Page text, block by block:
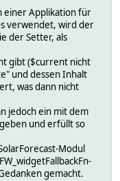
einer Applikation für
verwendet, wird der
der Setter, als
gibt ($current nicht
und dessen Inhalt
was dann nicht
jedoch ein mit dem
und erfüllt so
Modul
gemacht.